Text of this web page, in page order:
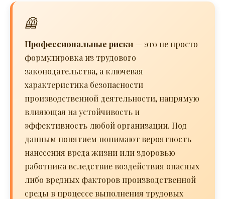
🦺
Профессиональные риски — это не просто
формулировка из трудового
законодательства, а ключевая
характеристика безопасности
производственной деятельности, напрямую
влияющая на устойчивость и
эффективность любой организации. Под
данным понятием понимают вероятность
нанесения вреда жизни или здоровью
работника вследствие воздействия опасных
либо вредных факторов производственной
среды в процессе выполнения трудовых